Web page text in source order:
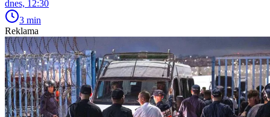
dnes, 12:30
3 min
Reklama